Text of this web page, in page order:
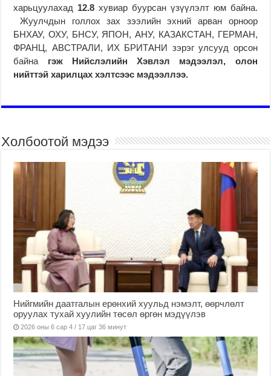
харьцуулахад 12.8 хувиар буурсан үзүүлэлт юм байна.
Жуулчдын голлох зах зээлийн эхний арван орноор
БНХАУ, ОХУ, БНСУ, ЯПОН, АНУ, КАЗАКСТАН, ГЕРМАН,
ФРАНЦ, АВСТРАЛИ, ИХ БРИТАНИ зэрэг улсууд орсон
байна гэж Нийслэлийн Хэвлэл мэдээлэл, олон
нийттэй харилцах хэлтсээс мэдээллээ.
Холбоотой мэдээ
Нийгмийн даатгалын ерөнхий хуульд нэмэлт, өөрчлөлт
оруулах тухай хуулийн төсөл өргөн мэдүүлэв
2026 оны 6 сар 4 / 17 цаг 36 минут